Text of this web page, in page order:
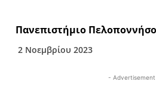
Πανεπιστήμιο
2 Νοεμβρίου 2023
-